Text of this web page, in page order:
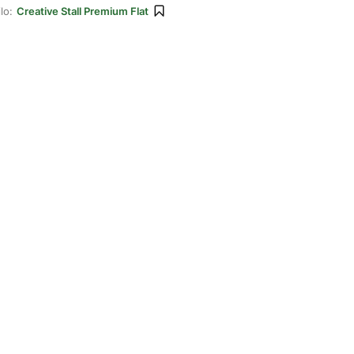
Creative Stall Premium Flat